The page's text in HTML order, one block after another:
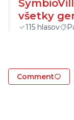
všetky
115 hlasov
Comment